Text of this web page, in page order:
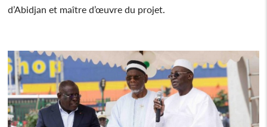
d’Abidjan et maître d’œuvre du projet.